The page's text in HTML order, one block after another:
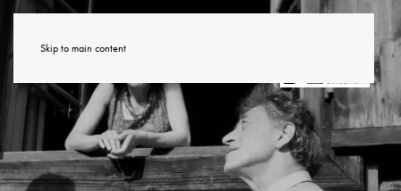
Skip to main content